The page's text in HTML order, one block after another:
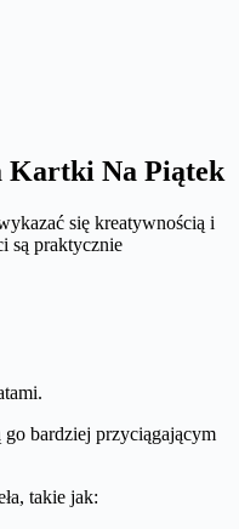
Kartki Na Piątek
się kreatywnością i
są praktycznie
bardziej przyciągającym
takie jak: